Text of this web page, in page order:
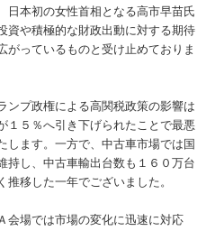
日本初の女性首相となる高市早苗氏
資や積極的な財政出動に対する期待
がっているものと受け止めておりま
プ政権による高関税政策の影響は
１５％へ引き下げられたことで最悪
します。一方で、中古車市場では国
持し、中古車輸出台数も１６０万台
移した一年でございました。
場では市場の変化に迅速に対応